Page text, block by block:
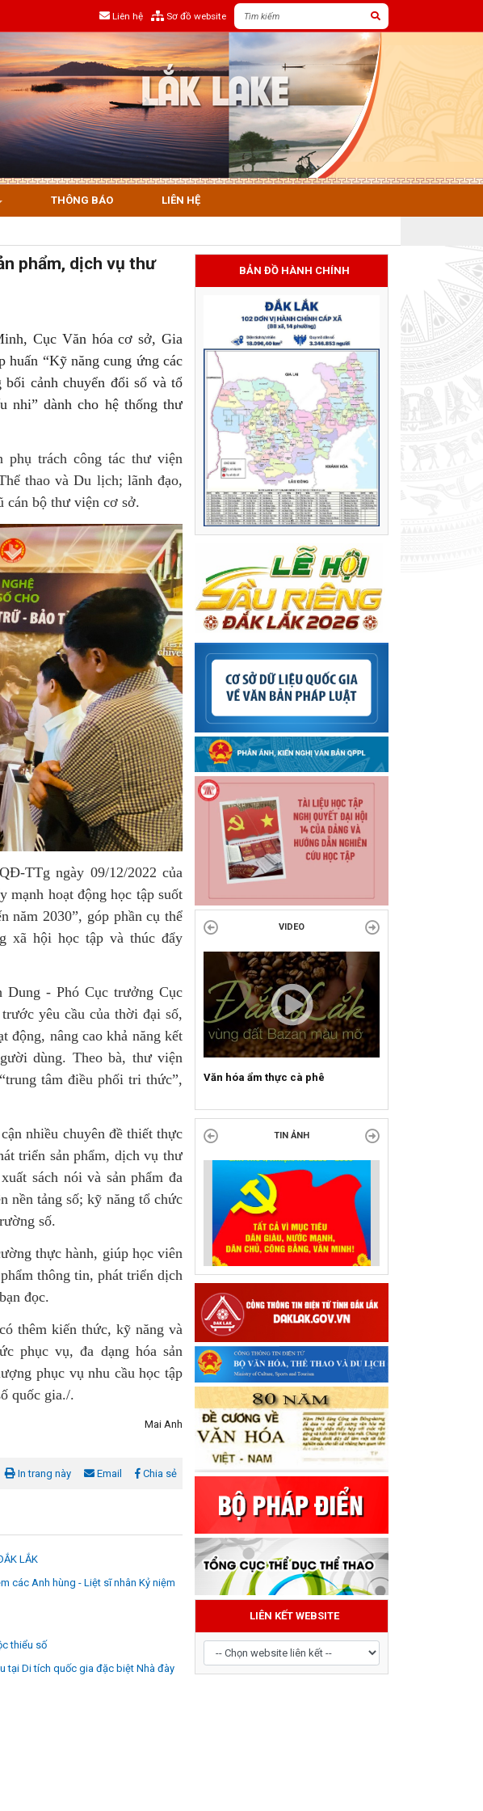
Liên hệ Sơ đồ website
THÔNG BÁO LIÊN HỆ
phẩm, dịch vụ thư
Cục Văn hóa cơ sở, Gia
“Kỹ năng cung ứng các
cảnh chuyển đổi số và tổ
nhi” dành cho hệ thống thư
phụ trách công tác thư viện
thao và Du lịch; lãnh đạo,
cán bộ thư viện cơ sở.
TTg ngày 09/12/2022 của
hoạt động học tập suốt
năm 2030”, góp phần cụ thể
xã hội học tập và thúc đẩy
Dung - Phó Cục trưởng Cục
yêu cầu của thời đại số,
động, nâng cao khả năng kết
dùng. Theo bà, thư viện
tâm điều phối tri thức”,
nhiều chuyên đề thiết thực
triển sản phẩm, dịch vụ thư
sách nói và sản phẩm đa
nền tảng số; kỹ năng tổ chức
số.
thực hành, giúp học viên
thông tin, phát triển dịch
đọc.
thêm kiến thức, kỹ năng và
phục vụ, đa dạng hóa sản
phục vụ nhu cầu học tập
quốc gia./.
Mai Anh
In trang này Email Chia sẻ
LẮK
các Anh hùng - Liệt sĩ nhân Kỷ niệm
thiểu số
tại Di tích quốc gia đặc biệt Nhà đày
BẢN ĐỒ HÀNH CHÍNH
VIDEO
Văn hóa ẩm thực cà phê
Sự kiện mở màn Mùa du lịch 2026
LIÊN KẾT WEBSITE